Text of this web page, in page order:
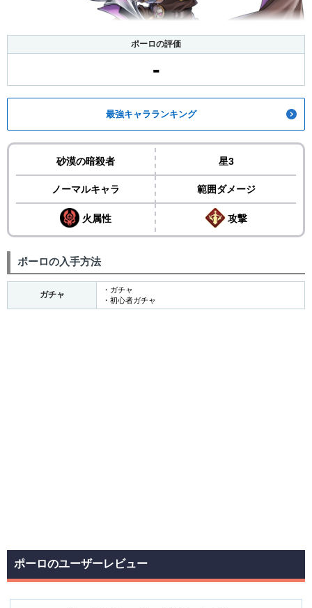
ポーロの評価
-
最強キャラランキング
砂漠の暗殺者 星3
ノーマルキャラ 範囲ダメージ
火属性 攻撃
ポーロの入手方法
ガチャ
・ガチャ
・初心者ガチャ
ポーロのユーザーレビュー